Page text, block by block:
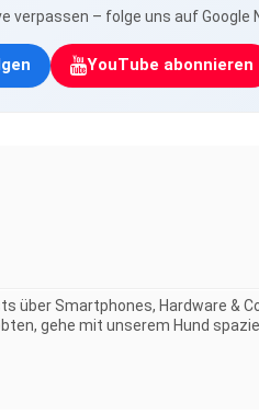
verpassen – folge uns auf Google
YouTube abonnieren
über Smartphones, Hardware &
gehe mit unserem Hund